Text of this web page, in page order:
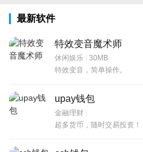
最新软件
特效变音魔术师
休闲娱乐 | 30MB
特效变音，简单操作。
upay钱包
金融理财 |
超多货币，随时交易投资！